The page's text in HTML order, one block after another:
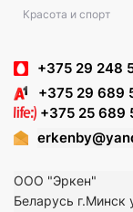
Красота и спорт
+375 29 248
+375 29 689
+375 25 689
ООО "Эркен"
Беларусь г.Минск